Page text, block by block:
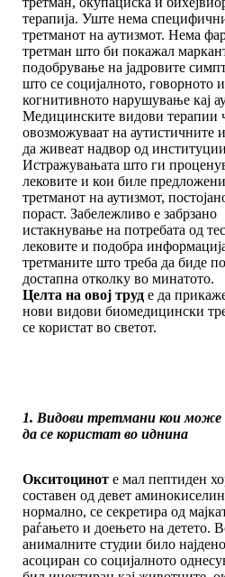
терапија. Уште нема
третманот на аутизмот. Нема
третман што би покажал
подобрување на јадровите
што се социјалното, говорното и
когнитивното нарушување кај
Медицинските видови терапии
овозможуваат на аутистичните
да живеат надвор од
Истражувањата што ги
лековите и кои биле
третманот на аутизмот,
пораст. Забележливо е забрзано
истакнување на потребата од
лековите и подобра
третманите што треба да биде
достапна отколку во минатото.
Целта на овој труде да
нови видови биомедицински
се користат во светот.
1. Видови третмани кои може
да се користат во иднина
Окситоциноте мал пептиден
составен од девет
нормално, се секретира од
раѓањето и доењето на детето.
анималните студии било најдено
асоциран со социјалното